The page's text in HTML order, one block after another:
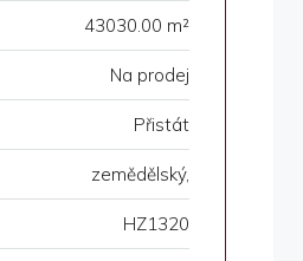
43030.00 m²
Na prodej
Přistát
zemědělský,
HZ1320